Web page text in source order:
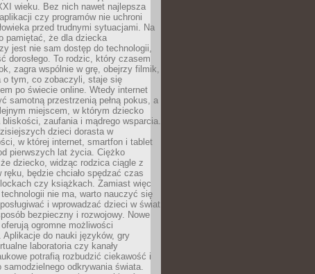
wieku. Bez nich nawet najlepsza
czy programów nie uchroni
przed trudnymi sytuacjami. Na
pamiętać, że dla dziecka
jest nie sam dostęp do technologii,
dorosłego. To rodzic, który czasem
zagra wspólnie w grę, obejrzy filmik,
o tym, co zobaczyli, staje się
po świecie online. Wtedy internet
samotną przestrzenią pełną pokus, a
miejscem, w którym dziecko
bliskości, zaufania i mądrego wsparcia.
dzieci dorasta w
w której internet, smartfon i tablet
pierwszych lat życia. Ciężko
dziecko, widząc rodzica ciągle z
ręku, będzie chciało spędzać czas
czy książkach. Zamiast więc
nie ma, warto nauczyć się
i wprowadzać dzieci w świat
bezpieczny i rozwojowy. Nowe
ogromne możliwości
Aplikacje do nauki języków, gry
laboratoria czy kanały
potrafią rozbudzić ciekawość i
samodzielnego odkrywania świata.